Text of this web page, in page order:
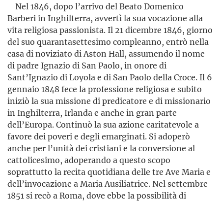
Nel 1846, dopo l’arrivo del Beato Domenico
Barberi in Inghilterra, avvertì la sua vocazione alla
vita religiosa passionista. Il 21 dicembre 1846, giorno
del suo quarantasettesimo compleanno, entrò nella
casa di noviziato di Aston Hall, assumendo il nome
di padre Ignazio di San Paolo, in onore di
Sant’Ignazio di Loyola e di San Paolo della Croce. Il 6
gennaio 1848 fece la professione religiosa e subito
iniziò la sua missione di predicatore e di missionario
in Inghilterra, Irlanda e anche in gran parte
dell’Europa. Continuò la sua azione caritatevole a
favore dei poveri e degli emarginati. Si adoperò
anche per l’unità dei cristiani e la conversione al
cattolicesimo, adoperando a questo scopo
soprattutto la recita quotidiana delle tre Ave Maria e
dell’invocazione a Maria Ausiliatrice. Nel settembre
1851 si recò a Roma, dove ebbe la possibilità di